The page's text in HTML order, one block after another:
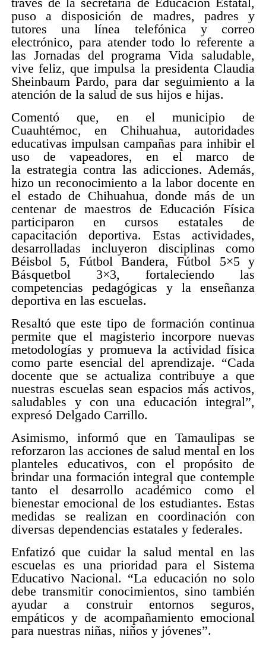
puso a disposición de madres, padres y
tutores una línea telefónica y correo
electrónico, para atender todo lo referente a
las Jornadas del programa Vida saludable,
vive feliz, que impulsa la presidenta Claudia
Sheinbaum Pardo, para dar seguimiento a la
atención de la salud de sus hijos e hijas.
Comentó que, en el municipio de
Cuauhtémoc, en Chihuahua, autoridades
educativas impulsan campañas para inhibir el
uso de vapeadores, en el marco de
la estrategia contra las adicciones. Además,
hizo un reconocimiento a la labor docente en
el estado de Chihuahua, donde más de un
centenar de maestros de Educación Física
participaron en cursos estatales de
capacitación deportiva. Estas actividades,
desarrolladas incluyeron disciplinas como
Béisbol 5, Fútbol Bandera, Fútbol 5×5 y
Básquetbol 3×3, fortaleciendo las
competencias pedagógicas y la enseñanza
deportiva en las escuelas.
Resaltó que este tipo de formación continua
permite que el magisterio incorpore nuevas
metodologías y promueva la actividad física
como parte esencial del aprendizaje. “Cada
docente que se actualiza contribuye a que
nuestras escuelas sean espacios más activos,
saludables y con una educación integral”,
expresó Delgado Carrillo.
Asimismo, informó que en Tamaulipas se
reforzaron las acciones de salud mental en los
planteles educativos, con el propósito de
brindar una formación integral que contemple
tanto el desarrollo académico como el
bienestar emocional de los estudiantes. Estas
medidas se realizan en coordinación con
diversas dependencias estatales y federales.
Enfatizó que cuidar la salud mental en las
escuelas es una prioridad para el Sistema
Educativo Nacional. “La educación no solo
debe transmitir conocimientos, sino también
ayudar a construir entornos seguros,
empáticos y de acompañamiento emocional
para nuestras niñas, niños y jóvenes”.